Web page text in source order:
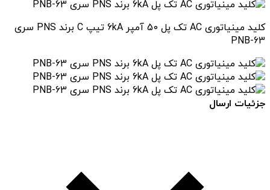
کلید مینیاتوری AC تک پل 50 آمپر 6kA تیپ C برند PNS سری
PNB-63
جزئیات ارسال